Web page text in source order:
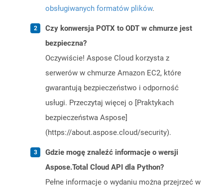
obsługiwanych formatów plików.
Czy konwersja POTX to ODT w chmurze jest
bezpieczna?
Oczywiście! Aspose Cloud korzysta z
serwerów w chmurze Amazon EC2, które
gwarantują bezpieczeństwo i odporność
usługi. Przeczytaj więcej o [Praktykach
bezpieczeństwa Aspose]
(https://about.aspose.cloud/security).
Gdzie mogę znaleźć informacje o wersji
Aspose.Total Cloud API dla Python?
Pełne informacje o wydaniu można przejrzeć w